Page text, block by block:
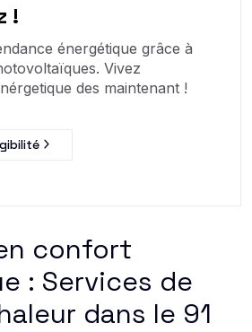
!
énergétique grâce à
Vivez
des maintenant !
confort
: Services de
dans le 91